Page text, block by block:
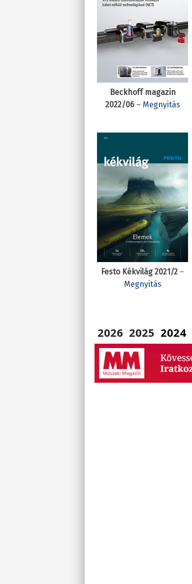
Beckhoff magazin
2022/06– Megnyitás
Festo Kékvilág 2021/2 –
Megnyitás
2026 2025 2024